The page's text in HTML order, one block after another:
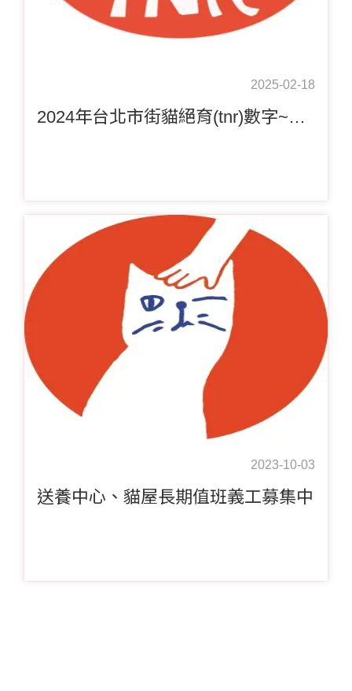
2025-02-18
2024年台北市街貓絕育(tnr)數字~謝謝捐款人的支持
2023-10-03
送養中心、貓屋長期值班義工募集中